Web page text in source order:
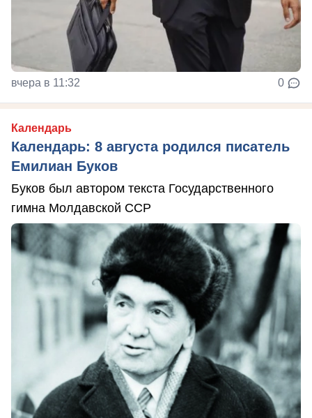
вчера в 11:32 0
Календарь
Календарь: 8 августа родился писатель
Емилиан Буков
Буков был автором текста Государственного
гимна Молдавской ССР